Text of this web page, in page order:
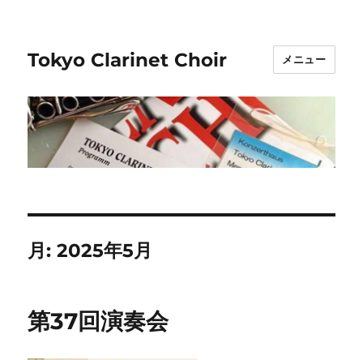
Tokyo Clarinet Choir メニュー
月:2025年5月
第37回演奏会